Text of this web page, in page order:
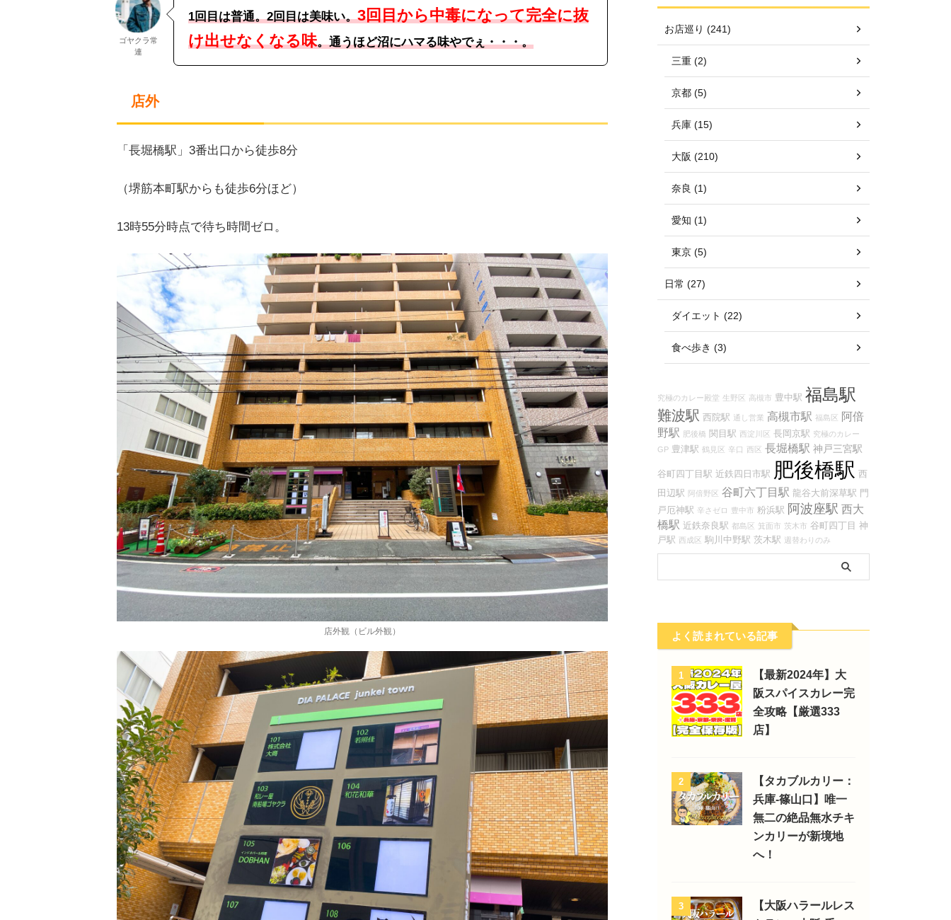
ゴヤクラ常
連
1回目は普通。2回目は美味い。3回目から中毒になって完全に抜
け出せなくなる味。通うほど沼にハマる味やでぇ・・・。
店外
「長堀橋駅」3番出口から徒歩8分
（堺筋本町駅からも徒歩6分ほど）
13時55分時点で待ち時間ゼロ。
店外観（ビル外観）
お店巡り (241)
三重 (2)
京都 (5)
兵庫 (15)
大阪 (210)
奈良 (1)
愛知 (1)
東京 (5)
日常 (27)
ダイエット (22)
食べ歩き (3)
究極のカレー殿堂 生野区 高槻市 豊中駅 福島駅
難波駅 西院駅 通し営業 高槻市駅 福島区
阿倍
野駅 肥後橋 関目駅 西淀川区 長岡京駅 究極のカレー
GP 豊津駅 鶴見区 辛口 西区 長堀橋駅 神戸三宮駅
谷町四丁目駅 近鉄四日市駅 肥後橋駅 西
田辺駅 阿倍野区 谷町六丁目駅 龍谷大前深草駅 門
戸厄神駅 辛さゼロ 豊中市 粉浜駅 阿波座駅 西大
橋駅 近鉄奈良駅 都島区 箕面市 茨木市 谷町四丁目 神
戸駅 西成区 駒川中野駅 茨木駅 週替わりのみ
よく読まれている記事
1
【最新2024年】大
阪スパイスカレー完
全攻略【厳選333
店】
2
【タカブルカリー：
兵庫-篠山口】唯一
無二の絶品無水チキ
ンカリーが新境地
へ！
3
【大阪ハラールレス